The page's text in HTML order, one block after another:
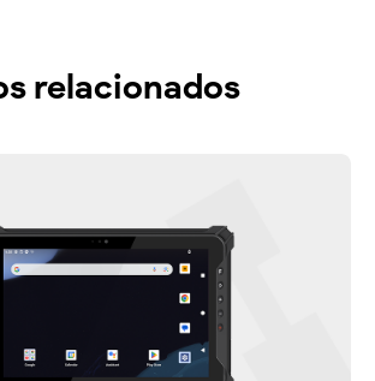
relacionados